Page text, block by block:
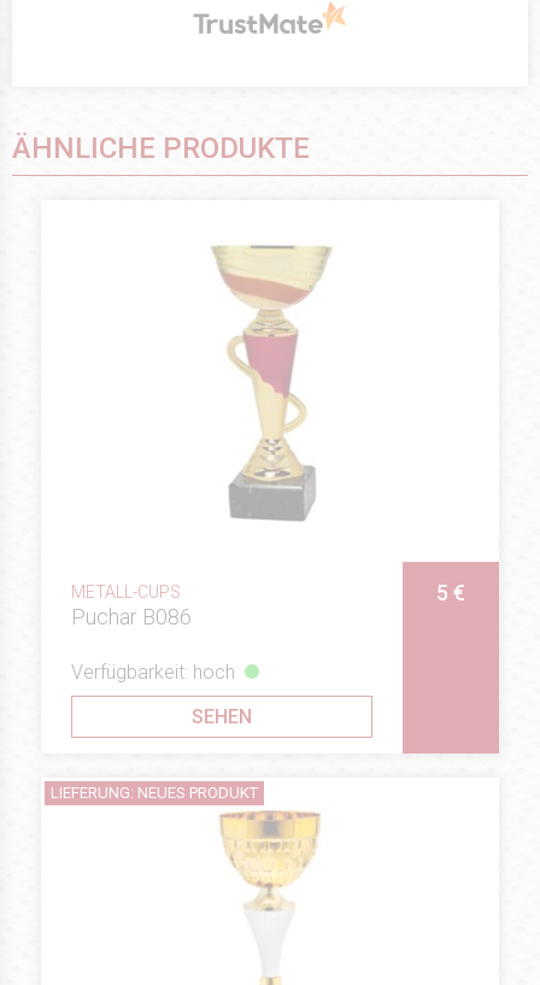
ÄHNLICHE PRODUKTE
METALL-CUPS
Puchar B086
5 €
Verfügbarkeit: hoch
SEHEN
LIEFERUNG: NEUES PRODUKT